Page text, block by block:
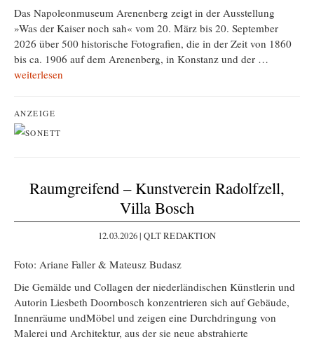
Das Napoleonmuseum Arenenberg zeigt in der Ausstellung
»Was der Kaiser noch sah« vom 20. März bis 20. September
2026 über 500 historische Fotografien, die in der Zeit von 1860
bis ca. 1906 auf dem Arenenberg, in Konstanz und der …
weiterlesen
ANZEIGE
Raumgreifend – Kunstverein Radolfzell,
Villa Bosch
12.03.2026 | QLT REDAKTION
Foto: Ariane Faller & Mateusz Budasz
Die Gemälde und Collagen der niederländischen Künstlerin und
Autorin Liesbeth Doornbosch konzentrieren sich auf Gebäude,
Innenräume undMöbel und zeigen eine Durchdringung von
Malerei und Architektur, aus der sie neue abstrahierte